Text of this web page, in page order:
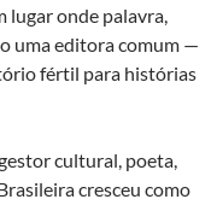
lugar onde palavra,
uma editora comum —
fértil para histórias
cultural, poeta,
cresceu como